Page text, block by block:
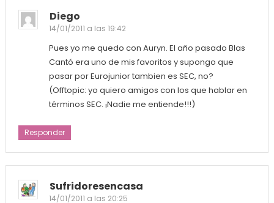
Diego
14/01/2011 a las 19:42
Pues yo me quedo con Auryn. El año pasado Blas
Cantó era uno de mis favoritos y supongo que
pasar por Eurojunior tambien es SEC, no?
(Offtopic: yo quiero amigos con los que hablar en
términos SEC. ¡Nadie me entiende!!!)
Responder
Sufridoresencasa
14/01/2011 a las 20:25